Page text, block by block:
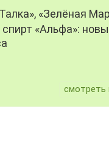
«Зелёная
«Альфа»: